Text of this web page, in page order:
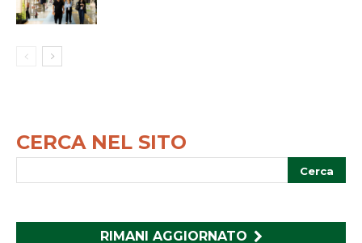
CERCA NEL SITO
RIMANI AGGIORNATO